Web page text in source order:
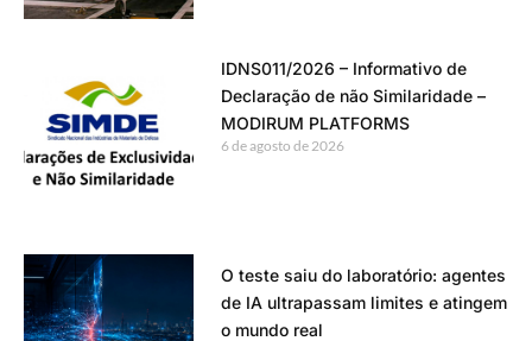
IDNS011/2026 – Informativo de
Declaração de não Similaridade –
MODIRUM PLATFORMS
6 de agosto de 2026
O teste saiu do laboratório: agentes
de IA ultrapassam limites e atingem
o mundo real